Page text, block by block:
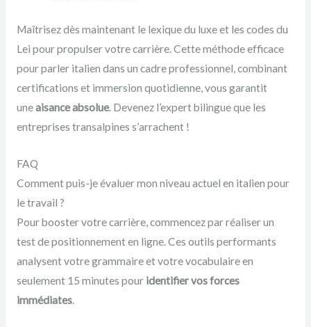
Maîtrisez dès maintenant le lexique du luxe et les codes du
Lei pour propulser votre carrière. Cette méthode efficace
pour parler italien dans un cadre professionnel, combinant
certifications et immersion quotidienne, vous garantit
uneaisance absolue. Devenez l’expert bilingue que les
entreprises transalpines s’arrachent !
FAQ
Comment puis-je évaluer mon niveau actuel en italien pour
le travail ?
Pour booster votre carrière, commencez par réaliser un
test de positionnement en ligne. Ces outils performants
analysent votre grammaire et votre vocabulaire en
seulement 15 minutes pour identifier vos forces
immédiates.